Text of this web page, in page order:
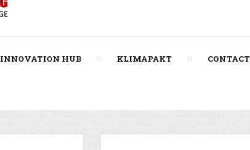
INNOVATION HUB KLIMAPAKT CONTACT